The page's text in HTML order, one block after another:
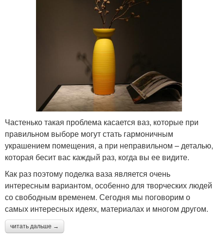
Частенько такая проблема касается ваз, которые при
правильном выборе могут стать гармоничным
украшением помещения, а при неправильном – деталью,
которая бесит вас каждый раз, когда вы ее видите.
Как раз поэтому поделка ваза является очень
интересным вариантом, особенно для творческих людей
со свободным временем. Сегодня мы поговорим о
самых интересных идеях, материалах и многом другом.
читать дальше →